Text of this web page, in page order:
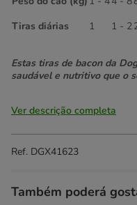
Tiras diárias
1 1 - 2
Estas tiras de bacon da
saudável e nutritivo que o
Ver descrição completa
Ref. DGX41623
Também poderá